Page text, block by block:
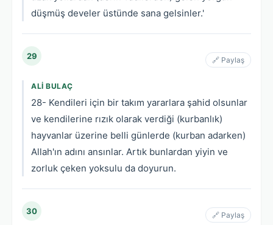
düşmüş develer üstünde sana gelsinler.'
29 🔗 Paylaş
ALI BULAÇ
28- Kendileri için bir takım yararlara şahid olsunlar
ve kendilerine rızık olarak verdiği (kurbanlık)
hayvanlar üzerine belli günlerde (kurban adarken)
Allah'ın adını ansınlar. Artık bunlardan yiyin ve
zorluk çeken yoksulu da doyurun.
30 🔗 Paylaş